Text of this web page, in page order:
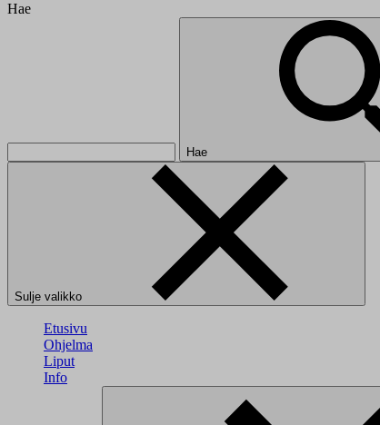
Hae
Hae
Sulje valikko
Etusivu
Ohjelma
Liput
Info